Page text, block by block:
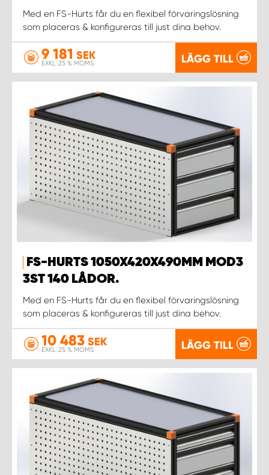
Med en FS-Hurts får du en flexibel förvaringslösning
som placeras & konfigureras till just dina behov.
9 181 SEK
EXKL. 25 % MOMS LÄGG TILL
FS-HURTS 1050X420X490MM MOD3
3ST 140 LÅDOR.
Med en FS-Hurts får du en flexibel förvaringslösning
som placeras & konfigureras till just dina behov.
10 483 SEK
EXKL. 25 % MOMS LÄGG TILL